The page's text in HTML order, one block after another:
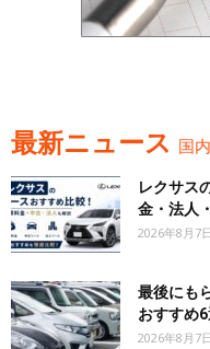
最新ニュース 国
レクサス
金・法人
2026年8月7
最後にも
おすすめ
2026年8月7